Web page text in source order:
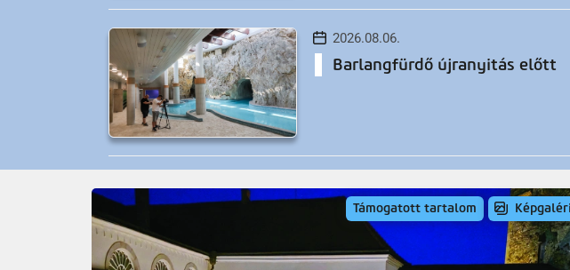
2026.08.06.
Barlangfürdő újranyitás előtt
2026.08.05.
26-os főút felújítása, II. ütem
Támogatott tartalom